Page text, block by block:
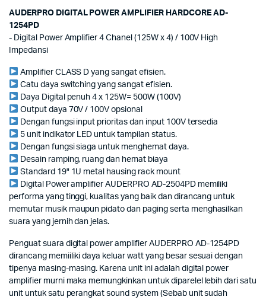
AUDERPRO DIGITAL POWER AMPLIFIER HARDCORE AD-
1254PD
- Digital Power Amplifier 4 Chanel (125W x 4) / 100V High
Impedansi
Amplifier CLASS D yang sangat efisien.
Catu daya switching yang sangat efisien.
Daya Digital penuh 4 x 125W= 500W (100V)
Output daya 70V / 100V opsional
Dengan fungsi input prioritas dan input 100V tersedia
5 unit indikator LED untuk tampilan status.
Dengan fungsi siaga untuk menghemat daya.
Desain ramping, ruang dan hemat biaya
Standard 19" 1U metal hausing rack mount
Digital Power amplifier AUDERPRO AD-2504PD memiliki
performa yang tinggi, kualitas yang baik dan dirancang untuk
memutar musik maupun pidato dan paging serta menghasilkan
suara yang jernih dan jelas.
Penguat suara digital power amplifier AUDERPRO AD-1254PD
dirancang memiiliki daya keluar watt yang besar sesuai dengan
tipenya masing-masing. Karena unit ini adalah digital power
amplifier murni maka memungkinkan untuk diparelel lebih dari satu
unit untuk satu perangkat sound system (Sebab unit sudah